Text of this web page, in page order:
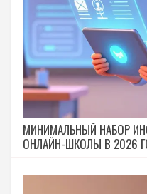
МИНИМАЛЬНЫЙ НАБОР
ОНЛАЙН-ШКОЛЫ В 2026